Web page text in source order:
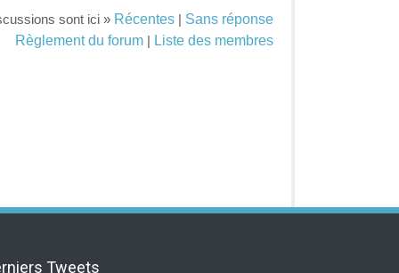
sont ici » Récentes | Sans réponse
Règlement du forum | Liste des membres
Tweets